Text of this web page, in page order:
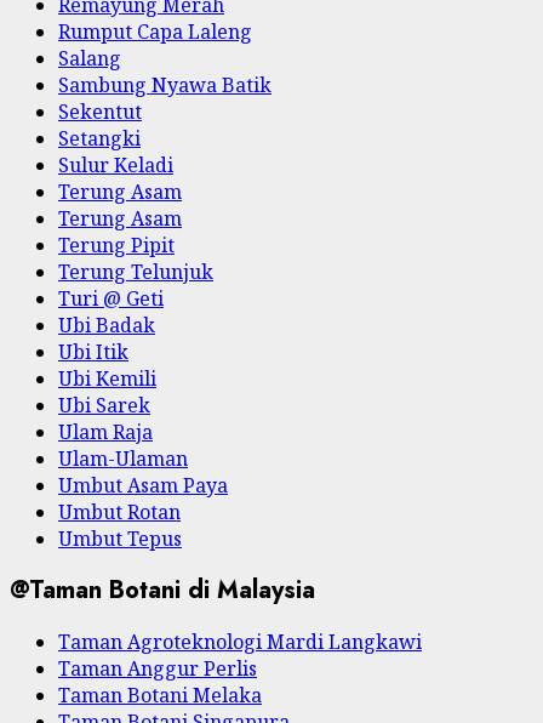
Remayung Merah
Rumput Capa Laleng
Salang
Sambung Nyawa Batik
Sekentut
Setangki
Sulur Keladi
Terung Asam
Terung Asam
Terung Pipit
Terung Telunjuk
Turi @ Geti
Ubi Badak
Ubi Itik
Ubi Kemili
Ubi Sarek
Ulam Raja
Ulam-Ulaman
Umbut Asam Paya
Umbut Rotan
Umbut Tepus
@Taman Botani di Malaysia
Taman Agroteknologi Mardi Langkawi
Taman Anggur Perlis
Taman Botani Melaka